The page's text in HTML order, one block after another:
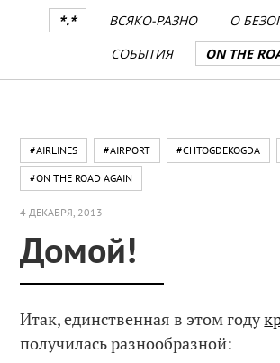
*.* ВСЯКО-РАЗНО
О
СОБЫТИЯ
ON THE
#AIRLINES #AIRPORT #CHTOGDEKOGDA
#ON THE ROAD AGAIN
4 ДЕКАБРЯ, 2013
Домой!
Итак, единственная в этом году
получилась разнообразной: